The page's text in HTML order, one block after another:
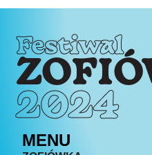
Festiwal
2024
MENU